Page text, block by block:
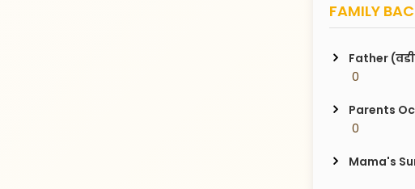
FAMILY
Father
0
Parents
0
Mama's